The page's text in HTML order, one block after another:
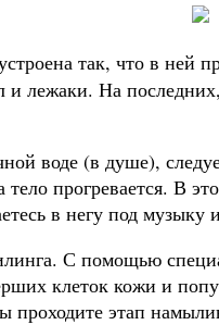
так, что в ней
и лежаки. На
воде (в душе),
тело прогревается. В
в негу под музыку
С помощью
клеток кожи и
проходите этап